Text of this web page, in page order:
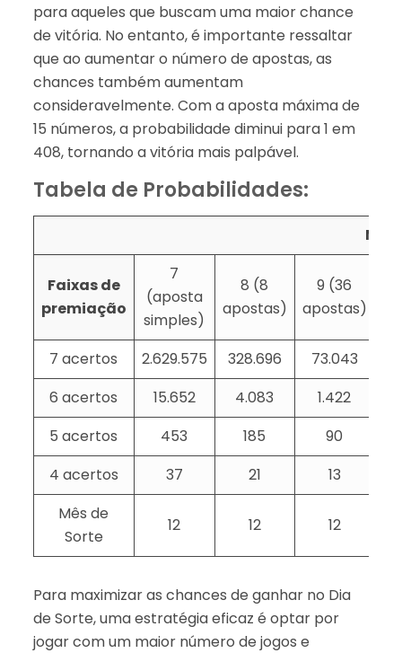
para aqueles que buscam uma maior chance
de vitória. No entanto, é importante ressaltar
que ao aumentar o número de apostas, as
chances também aumentam
consideravelmente. Com a aposta máxima de
15 números, a probabilidade diminui para 1 em
408, tornando a vitória mais palpável.
Tabela de Probabilidades:
Faixas de
premiação
7
(aposta
simples)
8 (8
apostas)
9 (36
apostas)
7 acertos 2.629.575 328.696 73.043
6 acertos
15.652 4.083 1.422
5 acertos
453 185
90
4 acertos
37 21
13
Mês de
Sorte
12 12 12
Para maximizar as chances de ganhar no Dia
de Sorte, uma estratégia eficaz é optar por
jogar com um maior número de jogos e